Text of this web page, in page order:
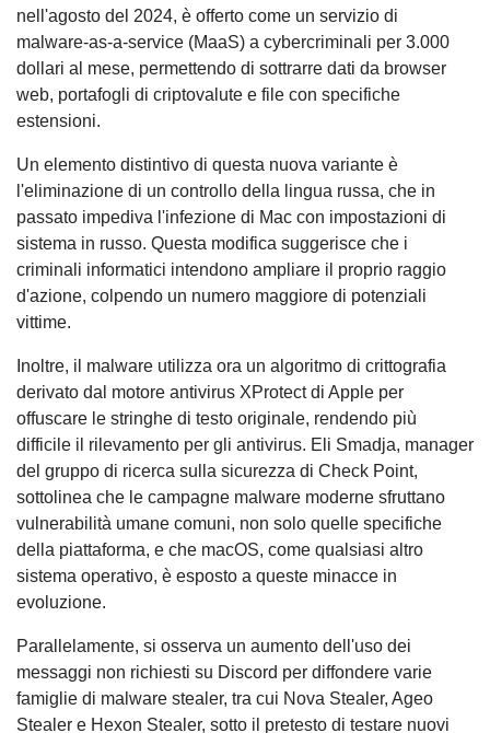
nell'agosto del 2024, è offerto come un servizio di
malware-as-a-service (MaaS) a cybercriminali per 3.000
dollari al mese, permettendo di sottrarre dati da browser
web, portafogli di criptovalute e file con specifiche
estensioni.
Un elemento distintivo di questa nuova variante è
l'eliminazione di un controllo della lingua russa, che in
passato impediva l'infezione di Mac con impostazioni di
sistema in russo. Questa modifica suggerisce che i
criminali informatici intendono ampliare il proprio raggio
d'azione, colpendo un numero maggiore di potenziali
vittime.
Inoltre, il malware utilizza ora un algoritmo di crittografia
derivato dal motore antivirus XProtect di Apple per
offuscare le stringhe di testo originale, rendendo più
difficile il rilevamento per gli antivirus. Eli Smadja, manager
del gruppo di ricerca sulla sicurezza di Check Point,
sottolinea che le campagne malware moderne sfruttano
vulnerabilità umane comuni, non solo quelle specifiche
della piattaforma, e che macOS, come qualsiasi altro
sistema operativo, è esposto a queste minacce in
evoluzione.
Parallelamente, si osserva un aumento dell'uso dei
messaggi non richiesti su Discord per diffondere varie
famiglie di malware stealer, tra cui Nova Stealer, Ageo
Stealer e Hexon Stealer, sotto il pretesto di testare nuovi